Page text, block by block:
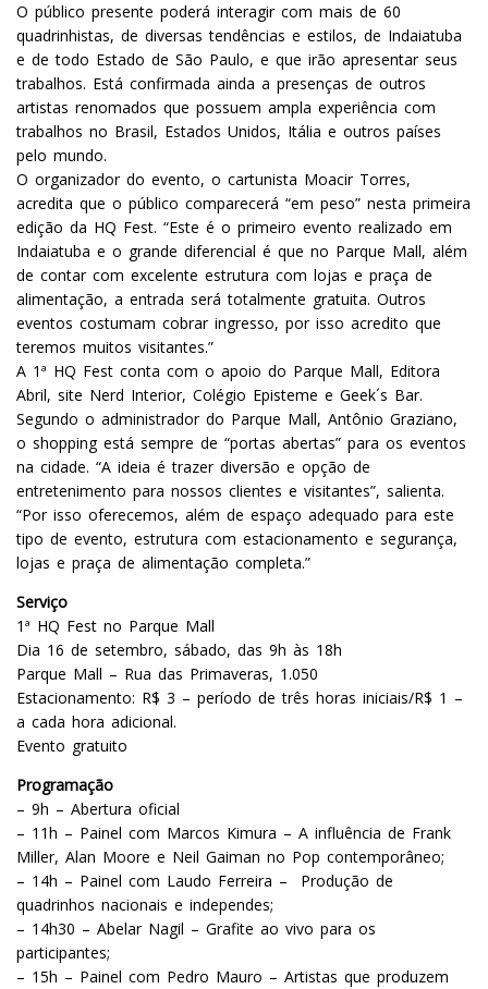
O público presente poderá interagir com mais de 60
quadrinhistas, de diversas tendências e estilos, de Indaiatuba
e de todo Estado de São Paulo, e que irão apresentar seus
trabalhos. Está confirmada ainda a presenças de outros
artistas renomados que possuem ampla experiência com
trabalhos no Brasil, Estados Unidos, Itália e outros países
pelo mundo.
O organizador do evento, o cartunista Moacir Torres,
acredita que o público comparecerá “em peso” nesta primeira
edição da HQ Fest. “Este é o primeiro evento realizado em
Indaiatuba e o grande diferencial é que no Parque Mall, além
de contar com excelente estrutura com lojas e praça de
alimentação, a entrada será totalmente gratuita. Outros
eventos costumam cobrar ingresso, por isso acredito que
teremos muitos visitantes.”
A 1ª HQ Fest conta com o apoio do Parque Mall, Editora
Abril, site Nerd Interior, Colégio Episteme e Geek´s Bar.
Segundo o administrador do Parque Mall, Antônio Graziano,
o shopping está sempre de “portas abertas” para os eventos
na cidade. “A ideia é trazer diversão e opção de
entretenimento para nossos clientes e visitantes”, salienta.
“Por isso oferecemos, além de espaço adequado para este
tipo de evento, estrutura com estacionamento e segurança,
lojas e praça de alimentação completa.”
Serviço
1ª HQ Fest no Parque Mall
Dia 16 de setembro, sábado, das 9h às 18h
Parque Mall – Rua das Primaveras, 1.050
Estacionamento: R$ 3 – período de três horas iniciais/R$ 1 –
a cada hora adicional.
Evento gratuito
Programação
– 9h – Abertura oficial
– 11h – Painel com Marcos Kimura – A influência de Frank
Miller, Alan Moore e Neil Gaiman no Pop contemporâneo;
– 14h – Painel com Laudo Ferreira – Produção de
quadrinhos nacionais e independes;
– 14h30 – Abelar Nagil – Grafite ao vivo para os
participantes;
– 15h – Painel com Pedro Mauro – Artistas que produzem